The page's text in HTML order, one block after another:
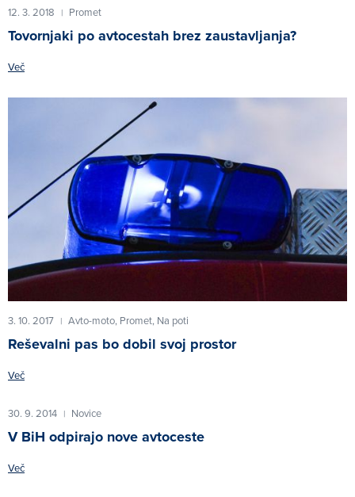
12. 3. 2018 | Promet
Tovornjaki po avtocestah brez zaustavljanja?
Več
3. 10. 2017 | Avto-moto, Promet, Na poti
Reševalni pas bo dobil svoj prostor
Več
30. 9. 2014 | Novice
V BiH odpirajo nove avtoceste
Več